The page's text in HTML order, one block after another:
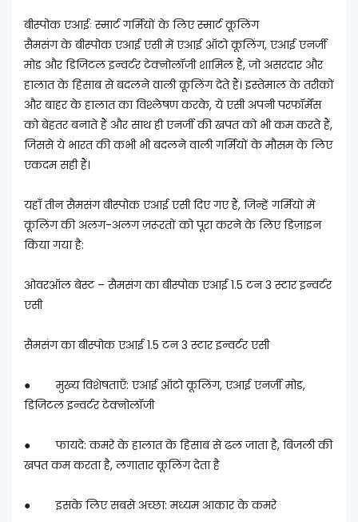
बीस्पोक एआईः स्मार्ट गर्मियों के लिए स्मार्ट कूलिंग
सैमसंग के बीस्पोक एआई एसी में एआई ऑटो कूलिंग, एआई एनर्जी
मोड और डिजिटल इन्वर्टर टेक्नोलॉजी शामिल हैं, जो असरदार और
हालात के हिसाब से बदलने वाली कूलिंग देते हैं। इस्तेमाल के तरीकों
और बाहर के हालात का विश्लेषण करके, ये एसी अपनी परफॉर्मेंस
को बेहतर बनाते हैं और साथ ही एनर्जी की खपत को भी कम करते हैं,
जिससे ये भारत की कभी भी बदलने वाली गर्मियों के मौसम के लिए
एकदम सही हैं।
यहाँ तीन सैमसंग बीस्पोक एआई एसी दिए गए हैं, जिन्हें गर्मियों में
कूलिंग की अलग-अलग ज़रूरतों को पूरा करने के लिए डिज़ाइन
किया गया है:
ओवरऑल बेस्ट – सैमसंग का बीस्पोक एआई 1.5 टन 3 स्टार इन्वर्टर
एसी
सैमसंग का बीस्पोक एआई 1.5 टन 3 स्टार इन्वर्टर एसी
● मुख्य विशेषताएँ: एआई ऑटो कूलिंग, एआई एनर्जी मोड,
डिजिटल इन्वर्टर टेक्नोलॉजी
● फायदे: कमरे के हालात के हिसाब से ढल जाता है, बिजली की
खपत कम करता है, लगातार कूलिंग देता है
● इसके लिए सबसे अच्छा: मध्यम आकार के कमरे